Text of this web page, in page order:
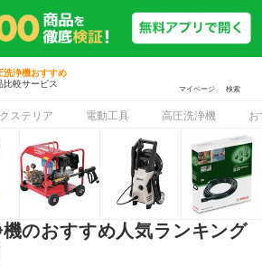
洗浄機おすすめ
比較サービス
マイページ 検索
ステリア 電動工具 高圧洗浄機
のおすすめ人気ランキング